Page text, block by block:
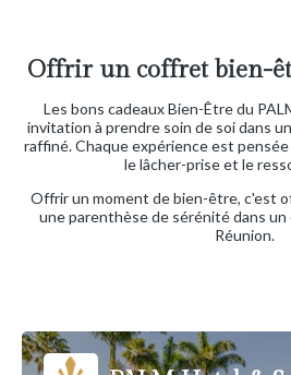
Offrir un coffret bien-
Les bons cadeaux Bien-Être du
invitation à prendre soin de soi dans
raffiné. Chaque expérience est
le lâcher-prise et le
Offrir un moment de bien-être, c'est
une parenthèse de sérénité dans un
Réunion.